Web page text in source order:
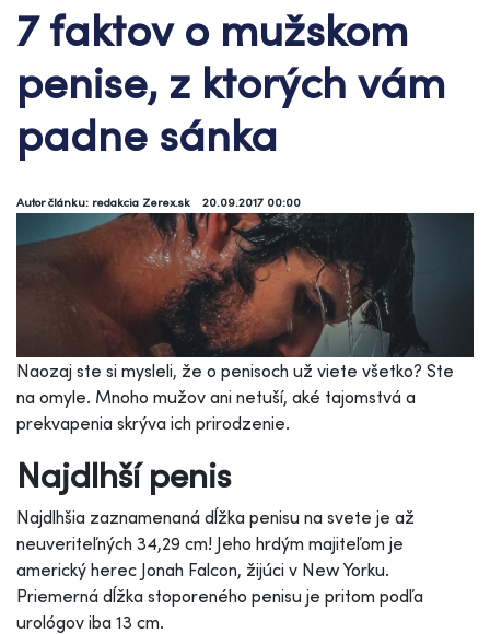
7 faktov o mužskom
penise, z ktorých vám
padne sánka
Autor článku: redakcia Zerex.sk 20.09.2017 00:00
Naozaj ste si mysleli, že o penisoch už viete všetko? Ste
na omyle. Mnoho mužov ani netuší, aké tajomstvá a
prekvapenia skrýva ich prirodzenie.
Najdlhší penis
Najdlhšia zaznamenaná dĺžka penisu na svete je až
neuveriteľných 34,29 cm! Jeho hrdým majiteľom je
americký herec Jonah Falcon, žijúci v New Yorku.
Priemerná dĺžka stoporeného penisu je pritom podľa
urológov iba 13 cm.